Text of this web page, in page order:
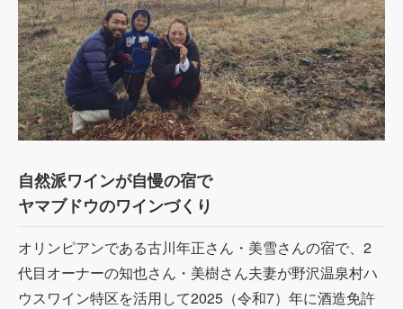
自然派ワインが自慢の宿で
ヤマブドウのワインづくり
オリンピアンである古川年正さん・美雪さんの宿で、 2
代目オーナーの知也さん・美樹さん夫妻が野沢温泉村ハ
ウスワイン特区を活用して2025 （令和7）年に酒造免許